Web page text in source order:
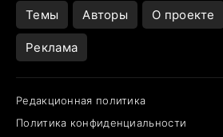
Темы Авторы О проекте
Реклама
Редакционная политика
Политика конфиденциальности